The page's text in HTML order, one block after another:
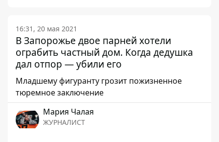
16:31, 20 мая 2021
В Запорожье двое парней хотели
ограбить частный дом. Когда дедушка
дал отпор — убили его
Младшему фигуранту грозит пожизненное
тюремное заключение
Мария Чалая
ЖУРНАЛИСТ